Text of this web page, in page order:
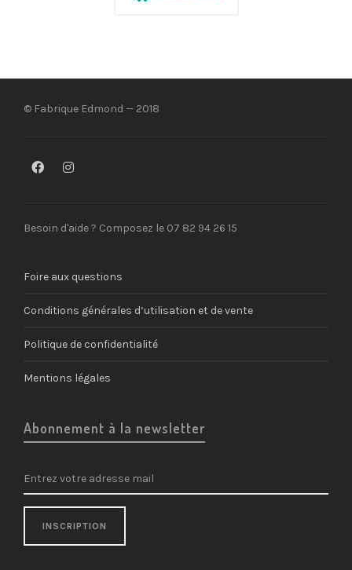
© Fabrique Edmond — 2018
Besoin d'aide ? Composez le 07 82 94 26 15
Foire aux questions
Conditions générales d’utilisation et de vente
Politique de confidentialité
Mentions légales
Abonnement à la newsletter